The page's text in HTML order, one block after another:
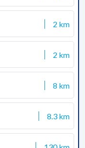
2 km
2 km
8 km
8.3 km